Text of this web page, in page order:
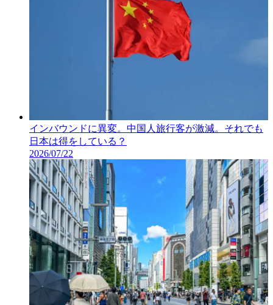
インバウンドに異変。中国人旅行客が激減。それでも
日本は得をしている？
2026/07/22